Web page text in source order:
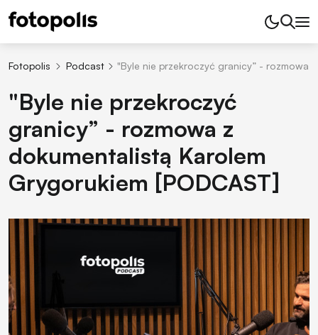
Fotopolis Podcast "Byle nie przekroczyć granicy” - rozmowa
"Byle nie przekroczyć
granicy” - rozmowa z
dokumentalistą Karolem
Grygorukiem [PODCAST]